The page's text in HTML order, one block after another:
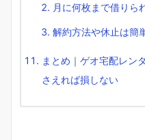
月に何枚まで借りら
解約方法や休止は簡
まとめ｜ゲオ宅配レン
さえれば損しない